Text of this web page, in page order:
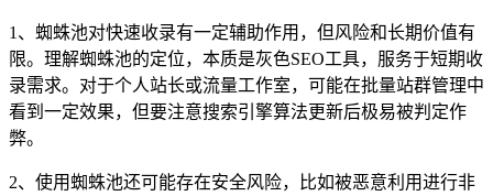
1、蜘蛛池对快速收录有一定辅助作用，但风险和长期价值有
限。理解蜘蛛池的定位，本质是灰色SEO工具，服务于短期收
录需求。对于个人站长或流量工作室，可能在批量站群管理中
看到一定效果，但要注意搜索引擎算法更新后极易被判定作
弊。
2、使用蜘蛛池还可能存在安全风险，比如被恶意利用进行非